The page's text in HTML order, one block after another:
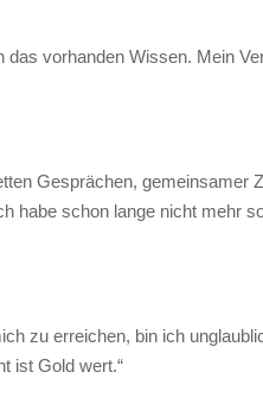
vorhanden Wissen. Mein
Gesprächen, gemeinsamer
habe schon lange nicht mehr
zu erreichen, bin ich
ist Gold wert.“